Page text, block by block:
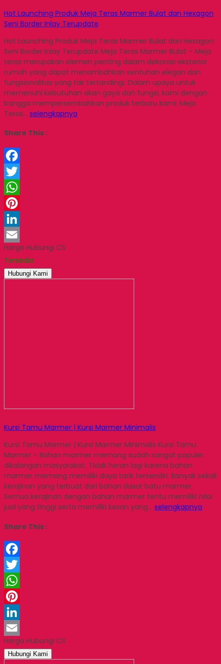
Hot Launching Produk Meja Teras Marmer Bulat dan Hexagon
Seni Border Inlay Terupdate
Hot Launching Produk Meja Teras Marmer Bulat dan Hexagon
Seni Border Inlay Terupdate Meja Teras Marmer Bulat – Meja
teras merupakan elemen penting dalam dekorasi eksterior
rumah yang dapat menambahkan sentuhan elegan dan
fungsionalitas yang tak tertandingi. Dalam upaya untuk
memenuhi kebutuhan akan gaya dan fungsi, kami dengan
bangga mempersembahkan produk terbaru kami: Meja
Teras… selengkapnya
Share This :
Facebook
Twitter
WhatsApp
Pinterest
LinkedIn
Email
Harga Hubungi CS
Tersedia
Hubungi Kami
Kursi Tamu Marmer | Kursi Marmer Minimalis
Kursi Tamu Marmer | Kursi Marmer Minimalis Kursi Tamu
Marmer – Bahan marmer memang sudah sangat populer
dikalangan masyarakat. Tidak heran lagi karena bahan
marmer memang memiliki daya tarik tersendiri. Banyak sekali
kerajinan yang terbuat dari bahan dasar batu marmer.
Semua kerajinan dengan bahan marmer tentu memiliki nilai
jual yang tinggi serta memiliki kesan yang… selengkapnya
Share This :
Facebook
Twitter
WhatsApp
Pinterest
LinkedIn
Email
Harga Hubungi CS
Hubungi Kami